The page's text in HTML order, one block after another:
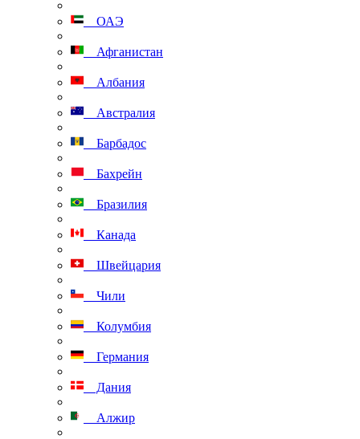
ОАЭ
Афганистан
Албания
Австралия
Барбадос
Бахрейн
Бразилия
Канада
Швейцария
Чили
Колумбия
Германия
Дания
Алжир